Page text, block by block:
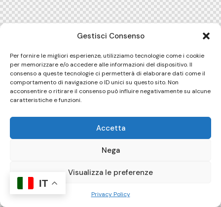
Gestisci Consenso
Per fornire le migliori esperienze, utilizziamo tecnologie come i cookie
per memorizzare e/o accedere alle informazioni del dispositivo. Il
consenso a queste tecnologie ci permetterà di elaborare dati come il
comportamento di navigazione o ID unici su questo sito. Non
acconsentire o ritirare il consenso può influire negativamente su alcune
caratteristiche e funzioni.
Accetta
Nega
Visualizza le preferenze
Privacy Policy
IT